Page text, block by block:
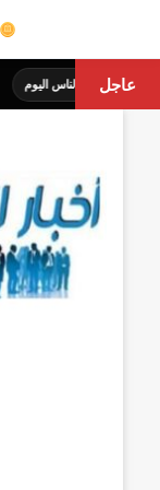
عاجل
الناس اليوم